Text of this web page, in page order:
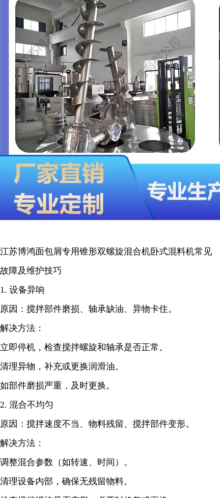
江苏博鸿面包屑专用锥形双螺旋混合机卧式混料机常见
故障及维护技巧
1. 设备异响
原因：搅拌部件磨损、轴承缺油、异物卡住。
解决方法：
立即停机，检查搅拌螺旋和轴承是否正常。
清理异物，补充或更换润滑油。
如部件磨损严重，及时更换。
2. 混合不均匀
原因：搅拌速度不当、物料残留、搅拌部件变形。
解决方法：
调整混合参数（如转速、时间）。
清理设备内部，确保无残留物料。